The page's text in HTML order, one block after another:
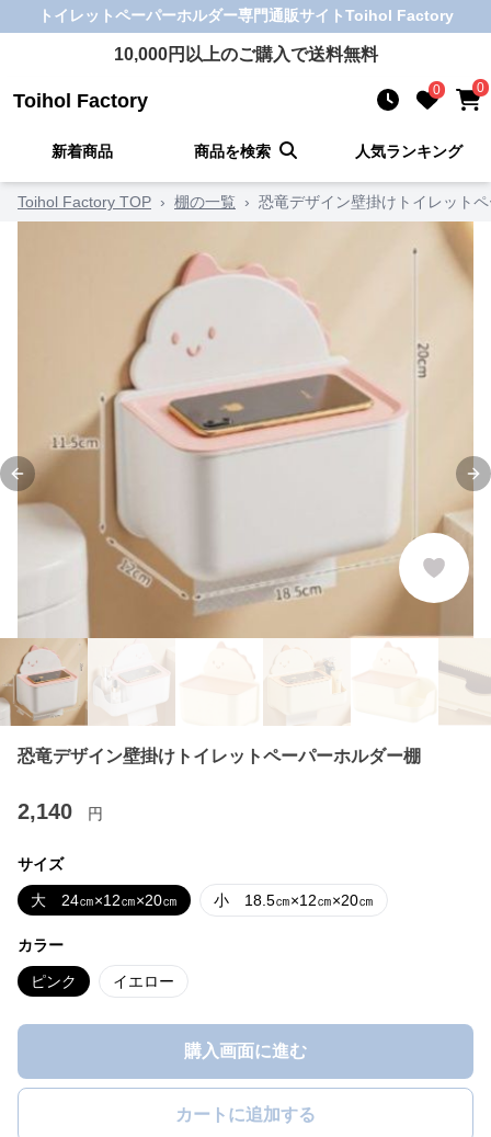
トイレットペーパーホルダー専門通販サイトToihol Factory
10,000円以上のご購入で送料無料
Toihol Factory 0 0
新着商品 商品を検索 人気ランキング
Toihol Factory TOP › 棚の一覧 › 恐竜デザイン壁掛けトイレット
Previous slide
恐竜デザイン壁掛けトイレットペーパーホルダー棚
2,140 円
サイズ
大 24㎝×12㎝×20㎝ 小 18.5㎝×12㎝×20㎝
カラー
ピンク イエロー
購入画面に進む
カートに追加する